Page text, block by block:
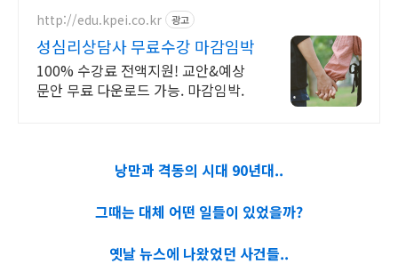
http://edu.kpei.co.kr 광고
성심리상담사 무료수강 마감임박
100% 수강료 전액지원! 교안&예상
문안 무료 다운로드 가능. 마감임박.
낭만과 격동의 시대 90년대..
그때는 대체 어떤 일들이 있었을까?
옛날 뉴스에 나왔었던 사건들..